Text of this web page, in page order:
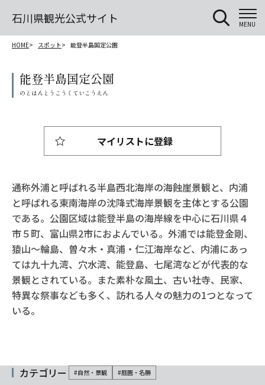
石川県観光公式サイト MENU
HOME スポット 能登半島国定公園
能登半島国定公園
通称外浦と呼ばれる半島西北海岸の海蝕崖景観と、内浦
と呼ばれる東南海岸の沈降式海岸景観を主体とする公園
である。公園区域は能登半島の海岸線を中心に石川県４
市５町、富山県2市におよんでいる。外浦では能登金剛、
猿山～輪島、曽々木・真浦・仁江海岸など、内浦にあっ
ては九十九湾、穴水湾、能登島、七尾湾などが代表的な
景観とされている。また素朴な風土、古い社寺、民家、
特異な祭事なども多く、訪れる人々の魅力の1つとなって
いる。
マイリストに登録
カテゴリー #自然・景観 #庭園・名勝